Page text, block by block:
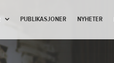
PUBLIKASJONER NYHETER